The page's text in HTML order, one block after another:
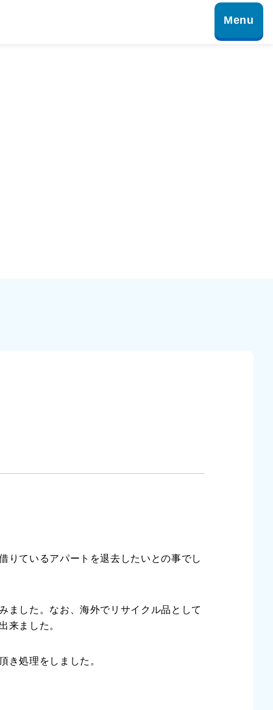
りているアパートを退去したいとの事でし
ました。なお、海外でリサイクル品として
来ました。
き処理をしました。